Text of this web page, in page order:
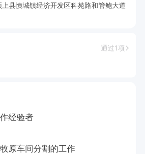
县慎城镇经济开发区科苑路和管鲍大道
通过1项
经验者
原车间分割的工作